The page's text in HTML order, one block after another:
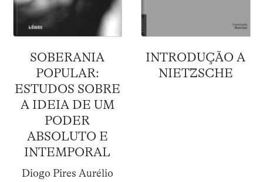
SOBERANIA
POPULAR:
ESTUDOS SOBRE
A IDEIA DE UM
PODER
ABSOLUTO E
INTEMPORAL
Diogo Pires Aurélio
INTRODUÇÃO A
NIETZSCHE